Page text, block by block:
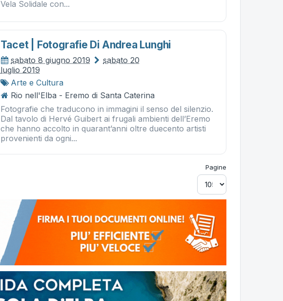
Vela Solidale con...
Tacet | Fotografie Di Andrea Lunghi
sabato 8 giugno 2019
sabato 20
luglio 2019
Arte e Cultura
Rio nell'Elba - Eremo di Santa Caterina
Fotografie che traducono in immagini il senso del silenzio.
Dal tavolo di Hervé Guibert ai frugali ambienti dell’Eremo
che hanno accolto in quarant’anni oltre duecento artisti
provenienti da ogni...
Pagine